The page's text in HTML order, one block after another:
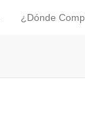
¿Dónde